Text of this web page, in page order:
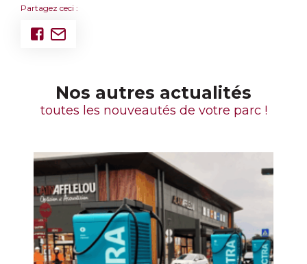
Partagez ceci :
Nos autres actualités
toutes les nouveautés de votre parc !